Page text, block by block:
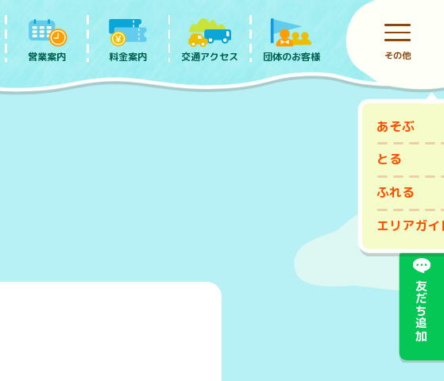
あそぶ
とる
ふれる
エリアガイ
営業案内 料金案内 交通アクセス 団体のお客様 その他
前売りチケット
友だち追加